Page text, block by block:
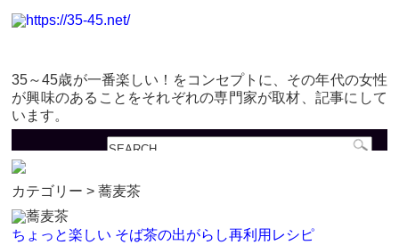
35～45歳が一番楽しい！をコンセプトに、その年代の女性
が興味のあることをそれぞれの専門家が取材、記事にして
います。
カテゴリー > 蕎麦茶
ちょっと楽しい そば茶の出がらし再利用レシピ